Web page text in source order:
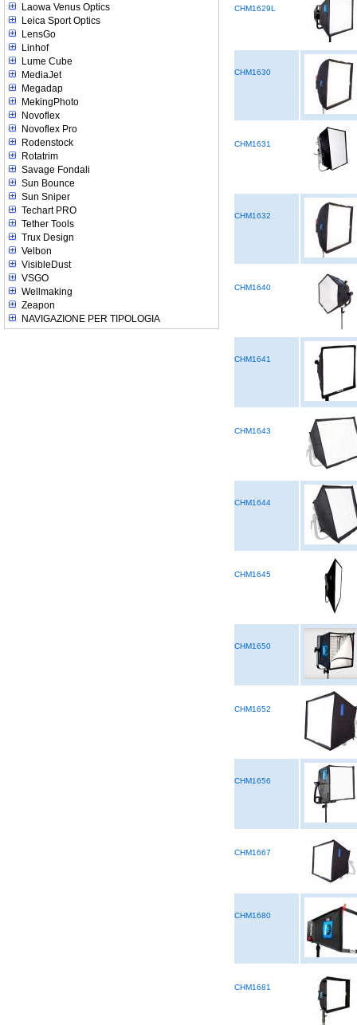
Laowa Venus Optics
Leica Sport Optics
LensGo
Linhof
Lume Cube
MediaJet
Megadap
MekingPhoto
Novoflex
Novoflex Pro
Rodenstock
Rotatrim
Savage Fondali
Sun Bounce
Sun Sniper
Techart PRO
Tether Tools
Trux Design
Velbon
VisibleDust
VSGO
Wellmaking
Zeapon
NAVIGAZIONE PER TIPOLOGIA
CHM1629L
CHM1630
CHM1631
CHM1632
CHM1640
CHM1641
CHM1643
CHM1644
CHM1645
CHM1650
CHM1652
CHM1656
CHM1667
CHM1680
CHM1681